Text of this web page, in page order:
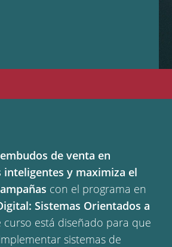
de venta en
y maximiza el
con el programa en
Sistemas Orientados a
curso está diseñado para que
sistemas de